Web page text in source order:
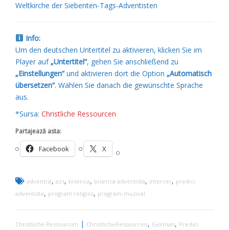
Weltkirche der Siebenten-Tags-Adventisten
Info:
Um den deutschen Untertitel zu aktivieren, klicken Sie im
Player auf„Untertitel“, gehen Sie anschließend zu
„Einstellungen“und aktivieren dort die Option „Automatisch
übersetzen“. Wählen Sie danach die gewünschte Sprache
aus.
*Sursa: Christliche Ressourcen
Partajează asta:
Facebook X
adventist, azs, biserica, biserica adventista, intercer, predici
adventiste, program religios, program-muzical
Christliche Ressourcen | ChristlicheRessourcen, German, Predici